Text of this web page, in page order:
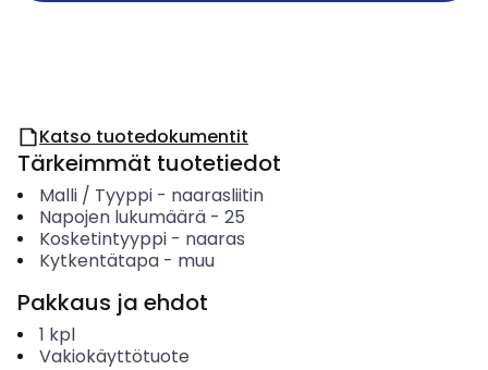
Katso tuotedokumentit
Tärkeimmät tuotetiedot
Malli / Tyyppi- naarasliitin
Napojen lukumäärä- 25
Kosketintyyppi- naaras
Kytkentätapa- muu
Pakkaus ja ehdot
1 kpl
Vakiokäyttötuote